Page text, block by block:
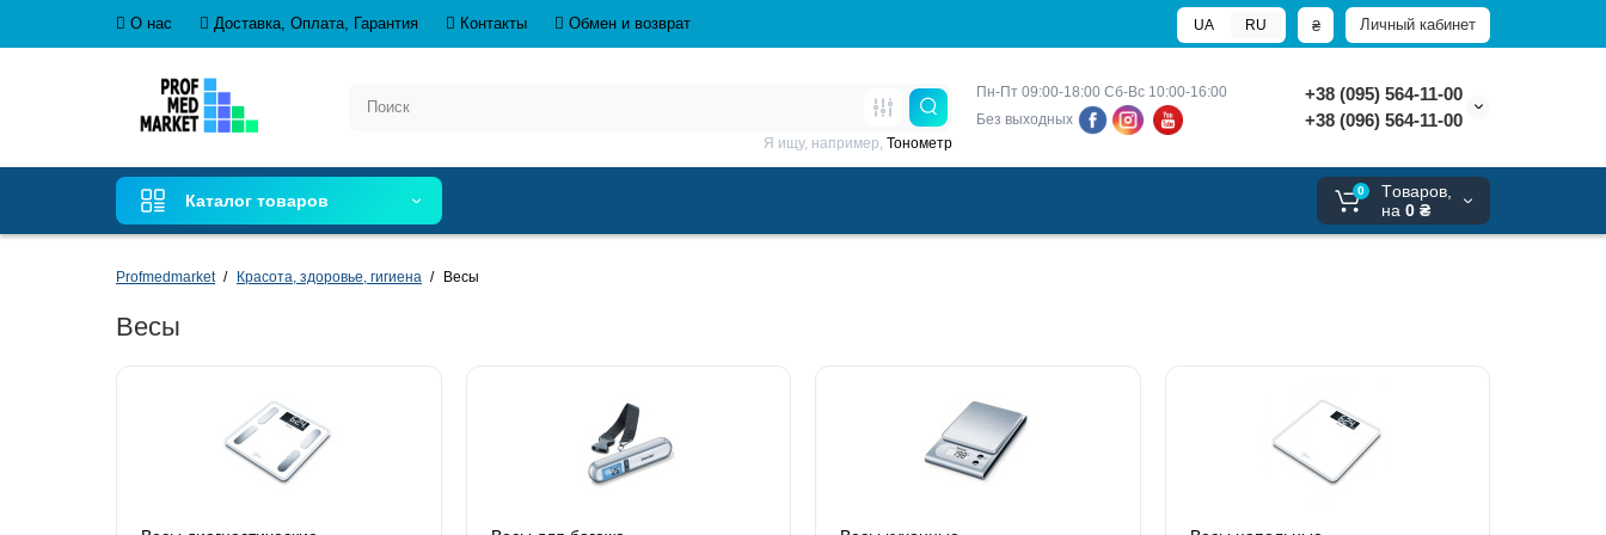
О нас Доставка, Оплата, Гарантия Контакты Обмен и возврат Личный кабинет
₴
UA RU
Пн-Пт 09:00-18:00 Сб-Вс 10:00-16:00
Без выходных
+38 (095) 564-11-00
+38 (096) 564-11-00
Я ищу, например, Тонометр
Каталог товаров
0
Tоваров,
на 0 ₴
Profmedmarket Красота, здоровье, гигиена Весы
Весы